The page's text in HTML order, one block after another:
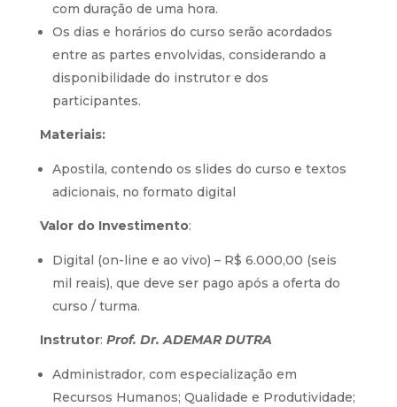
com duração de uma hora.
Os dias e horários do curso serão acordados
entre as partes envolvidas, considerando a
disponibilidade do instrutor e dos
participantes.
Materiais:
Apostila, contendo os slides do curso e textos
adicionais, no formato digital
Valor do Investimento:
Digital (on-line e ao vivo) – R$ 6.000,00 (seis
mil reais), que deve ser pago após a oferta do
curso / turma.
Instrutor: Prof. Dr. ADEMAR DUTRA
Administrador, com especialização em
Recursos Humanos; Qualidade e Produtividade;